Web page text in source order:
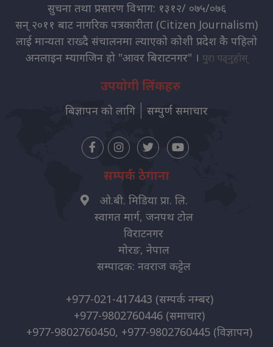
सुचना तथा प्रसारण विभाग: १३१२/ ०७५/०७६
सन् २०११ बाट नागरिक पत्रकारीता (Citizen Journalism)
लाई मान्यता राख्दै संचालनमा ल्याएको कोशी प्रदेश कै पहिलो
अनलाइन म्यागजिन हो "आवर बिराटनगर" । पुरा पढ्नुहोस्
उपयोगी लिंकहरु
बिज्ञापन को लागि सम्पुर्ण समाचार
सम्पर्क ठेगाना
ओ.बी. मिडिया प्रा. लि.
स्वागत मार्ग, जनपथ टोल
विराटनगर
मोरङ, नेपाल
सम्पादक: नवराज कट्टेल
+977-021-417443 (सम्पर्क नम्बर)
+977-9802760446 (समाचार)
+977-9802760450, +977-9802760445 (विज्ञापन)